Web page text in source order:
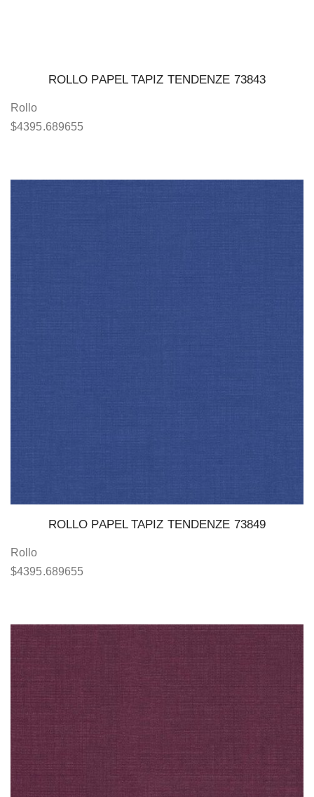
ROLLO PAPEL TAPIZ TENDENZE 73843
Rollo
$4395.689655
ROLLO PAPEL TAPIZ TENDENZE 73849
Rollo
$4395.689655